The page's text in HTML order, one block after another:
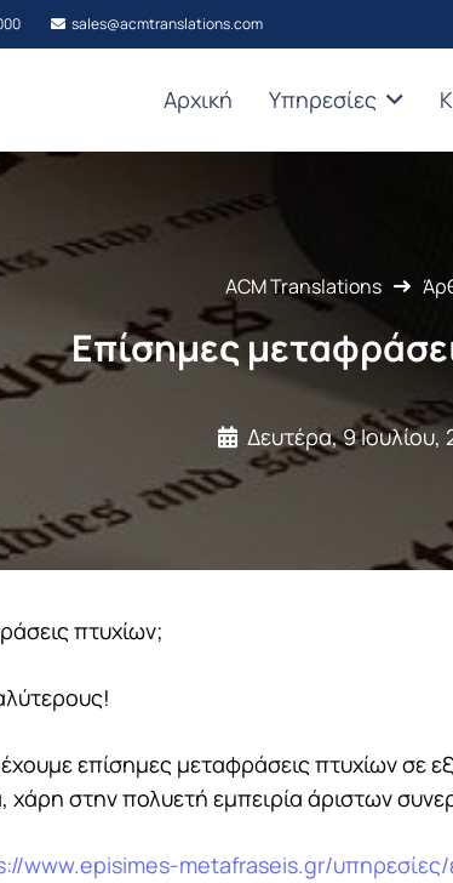
sales@acmtranslations.com
Αρχική Υπηρεσίες
ACM Translations
Επίσημες
Δευτέρα, 9 Ιουλίου,
πτυχίων;
επίσημες μεταφράσεις πτυχίων σε
στην πολυετή εμπειρία άριστων
www.episimes-metafraseis.gr/υπηρεσίες/